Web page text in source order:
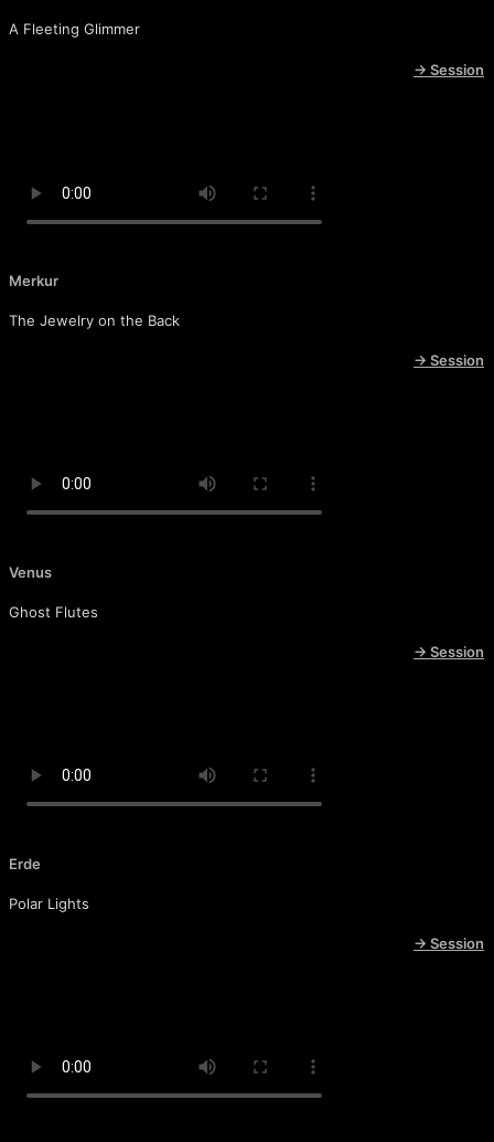
A Fleeting Glimmer
→ Session
Merkur
The Jewelry on the Back
→ Session
Venus
Ghost Flutes
→ Session
Erde
Polar Lights
→ Session